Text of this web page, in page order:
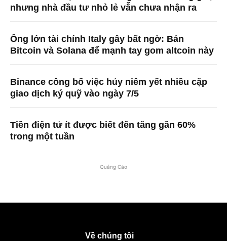
nhưng nhà đầu tư nhỏ lẻ vẫn chưa nhận ra
Ông lớn tài chính Italy gây bất ngờ: Bán
Bitcoin và Solana để mạnh tay gom altcoin này
Binance công bố việc hủy niêm yết nhiều cặp
giao dịch ký quỹ vào ngày 7/5
Tiền điện tử ít được biết đến tăng gần 60%
trong một tuần
Quảng Cáo
Về chúng tôi